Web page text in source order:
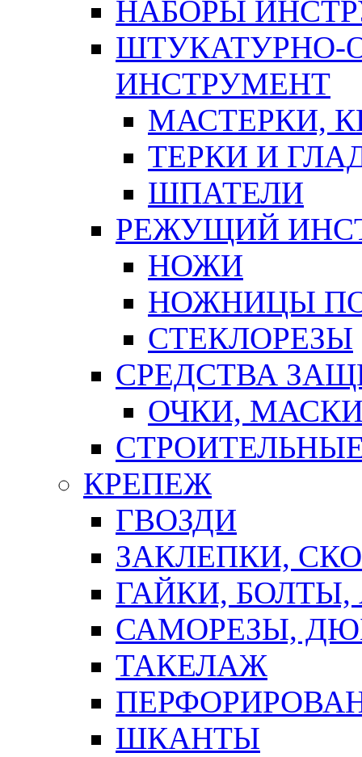
НАБОРЫ
ШТУКАТУРНО-
ИНСТРУМЕНТ
МАСТЕРКИ,
ТЕРКИ И
ШПАТЕЛИ
РЕЖУЩИЙ
НОЖИ
НОЖНИЦЫ
СТЕКЛОРЕЗЫ
СРЕДСТВА
ОЧКИ,
КРЕПЕЖ
ГВОЗДИ
ЗАКЛЕПКИ,
ГАЙКИ,
САМОРЕЗЫ,
ТАКЕЛАЖ
ШКАНТЫ